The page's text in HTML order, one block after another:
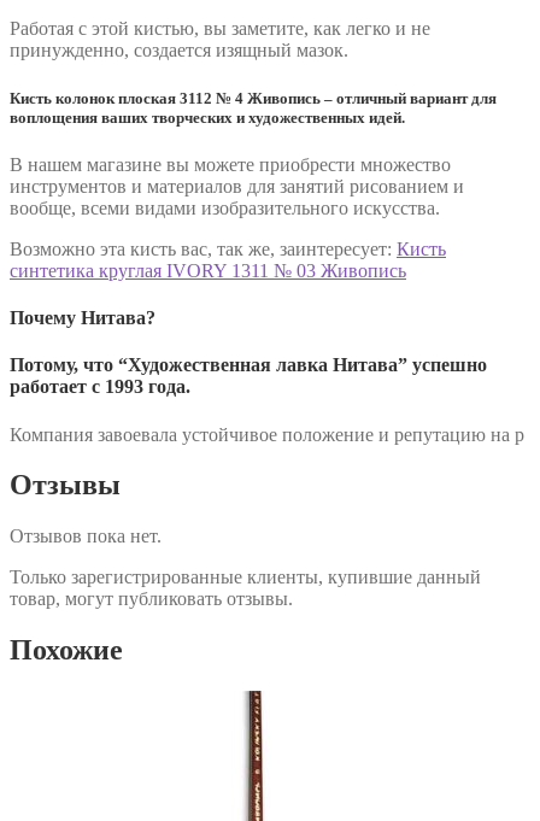
Работая с этой кистью, вы заметите, как легко и не
принужденно, создается изящный мазок.
Кисть колонок плоская 3112 № 4 Живопись – отличный вариант для
воплощения ваших творческих и художественных идей.
В нашем магазине вы можете приобрести множество
инструментов и материалов для занятий рисованием и
вообще, всеми видами изобразительного искусства.
Возможно эта кисть вас, так же, заинтересует: Кисть
синтетика круглая IVORY 1311 № 03 Живопись
Почему Нитава?
Потому, что “Художественная лавка Нитава” успешно
работает с 1993 года.
Компания завоевала устойчивое положение и репутацию на р
Отзывы
Отзывов пока нет.
Только зарегистрированные клиенты, купившие данный
товар, могут публиковать отзывы.
Похожие